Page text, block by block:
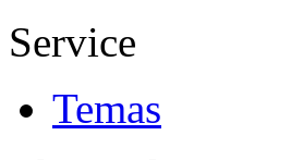
Service
Temas